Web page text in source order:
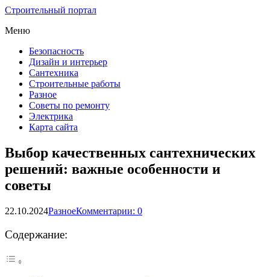
Строительный портал
Меню
Безопасность
Дизайн и интерьер
Сантехника
Строительные работы
Разное
Советы по ремонту
Электрика
Карта сайта
Выбор качественных сантехнических
решений: важные особенности и
советы
22.10.2024РазноеКомментарии: 0
Содержание: